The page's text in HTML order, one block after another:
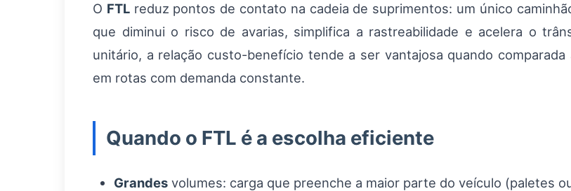
O FTLreduz pontos de contato na cadeia de suprimentos: um único
que diminui o risco de avarias, simplifica a rastreabilidade e acelera o
unitário, a relação custo-benefício tende a ser vantajosa quando comparada
em rotas com demanda constante.
Quando o FTL é a escolha eficiente
Grandes volumes: carga que preenche a maior parte do veículo (paletes